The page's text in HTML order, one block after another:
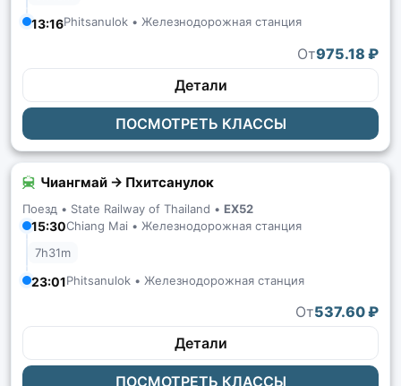
13:16Phitsanulok • Железнодорожная станция
От975.18 ₽
Детали
ПОСМОТРЕТЬ КЛАССЫ
Чиангмай → Пхитсанулок
Поезд • State Railway of Thailand • EX52
15:30Chiang Mai • Железнодорожная станция
7h31m
23:01Phitsanulok • Железнодорожная станция
От537.60 ₽
Детали
ПОСМОТРЕТЬ КЛАССЫ